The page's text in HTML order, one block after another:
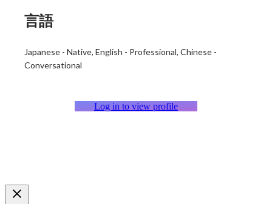
言語
Japanese - Native English - Professional Chinese -
Conversational
Log in to view profile